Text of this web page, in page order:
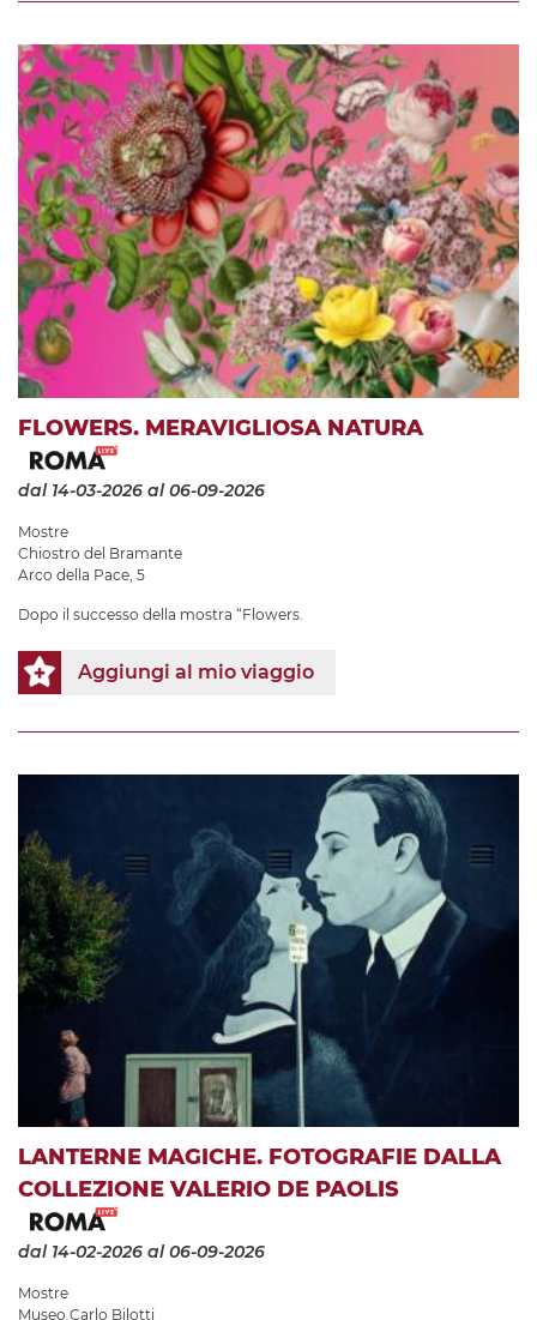
FLOWERS. MERAVIGLIOSA NATURA
dal 14-03-2026 al 06-09-2026
Mostre
Chiostro del Bramante
Arco della Pace, 5
Dopo il successo della mostra “Flowers.
Aggiungi al mio viaggio
LANTERNE MAGICHE. FOTOGRAFIE DALLA
COLLEZIONE VALERIO DE PAOLIS
dal 14-02-2026 al 06-09-2026
Mostre
Museo Carlo Bilotti